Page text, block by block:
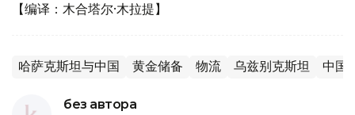
【编译：木合塔尔·木拉提】
哈萨克斯坦与中国 黄金储备 物流 乌兹别克斯坦 中国
без автора